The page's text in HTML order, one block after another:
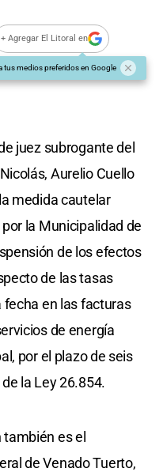
+ Agregar El Litoral en
tus medios preferidos en Google
juez subrogante del
Aurelio Cuello
medida cautelar
la Municipalidad de
de los efectos
de las tasas
en las facturas
de energía
por el plazo de seis
la Ley 26.854.
también es el
de Venado Tuerto,